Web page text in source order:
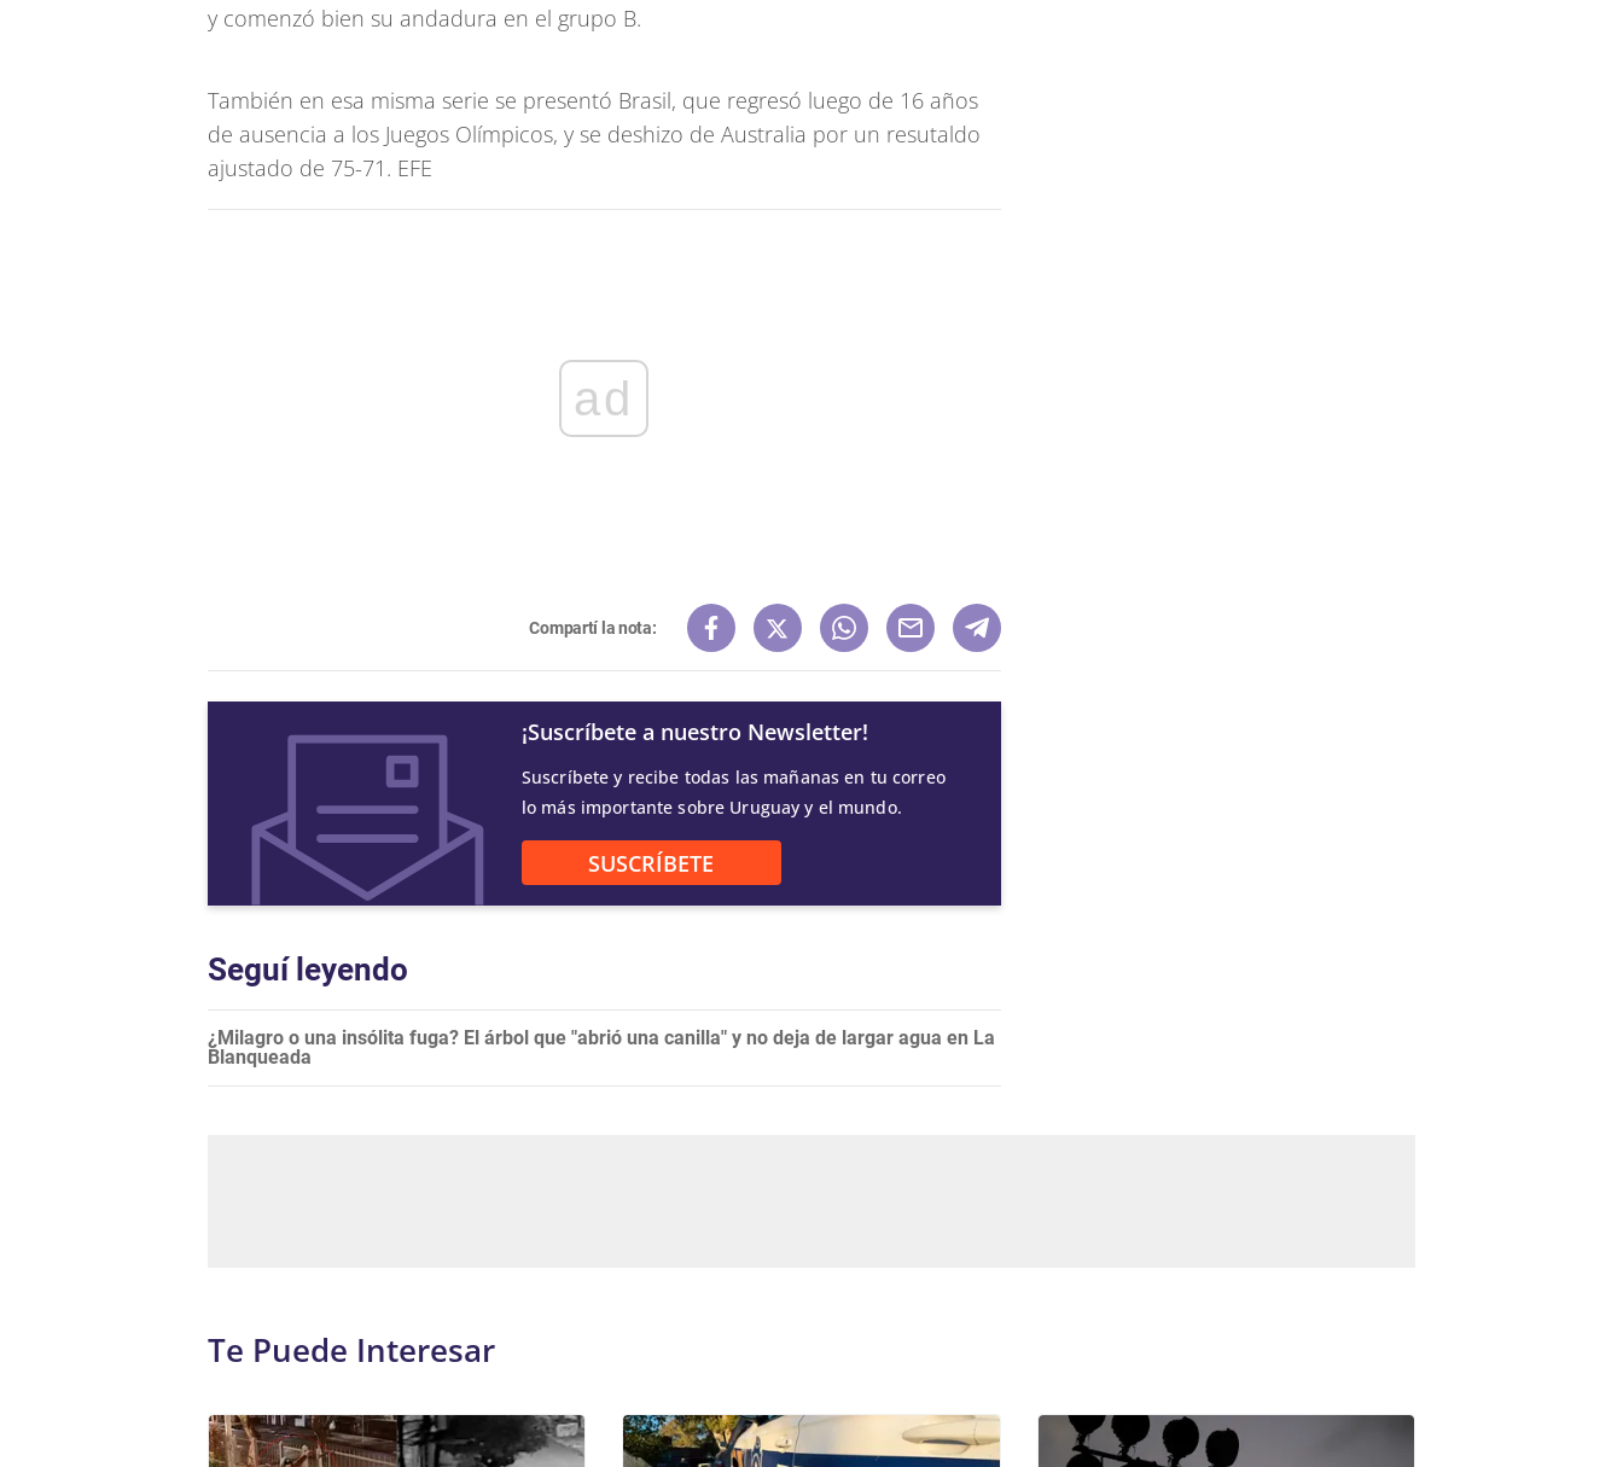
y comenzó bien su andadura en el grupo B.
También en esa misma serie se presentó Brasil, que regresó luego de 16 años
de ausencia a los Juegos Olímpicos, y se deshizo de Australia por un resutaldo
ajustado de 75-71. EFE
ad
Compartí la nota:
¡Suscríbete a nuestro Newsletter!
Suscríbete y recibe todas las mañanas en tu correo
lo más importante sobre Uruguay y el mundo.
SUSCRÍBETE
Seguí leyendo
¿Milagro o una insólita fuga? El árbol que "abrió una canilla" y no deja de largar agua en La
Blanqueada
Te Puede Interesar